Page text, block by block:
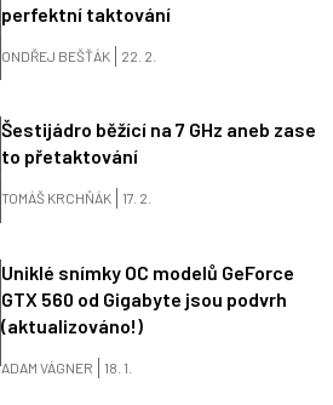
perfektní taktování
ONDŘEJ BEŠŤÁK 22. 2.
Šestijádro běžící na 7 GHz aneb zase
to přetaktování
TOMÁŠ KRCHŇÁK 17. 2.
Uniklé snímky OC modelů GeForce
GTX 560 od Gigabyte jsou podvrh
(aktualizováno!)
ADAM VÁGNER 18. 1.